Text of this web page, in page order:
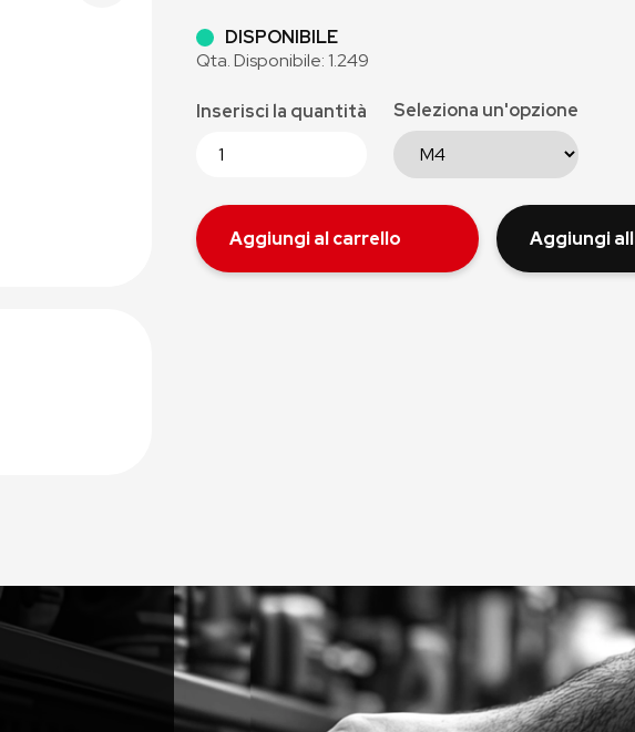
DISPONIBILE
Qta. Disponibile: 1.249
Inserisci la quantità Seleziona un'opzione
Aggiungi al carrello Aggiungi